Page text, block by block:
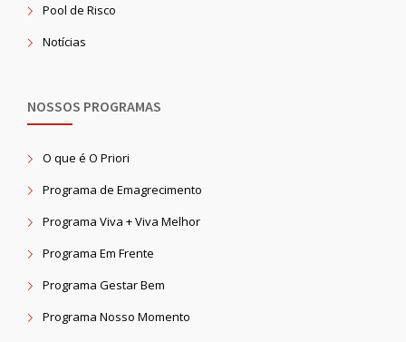
Pool de Risco
Notícias
NOSSOS PROGRAMAS
O que é O Priori
Programa de Emagrecimento
Programa Viva + Viva Melhor
Programa Em Frente
Programa Gestar Bem
Programa Nosso Momento